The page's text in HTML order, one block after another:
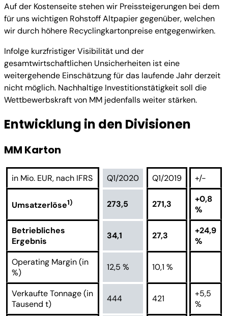
Auf der Kostenseite stehen wir Preissteigerungen bei dem
für uns wichtigen Rohstoff Altpapier gegenüber, welchen
wir durch höhere Recyclingkartonpreise entgegenwirken.
Infolge kurzfristiger Visibilität und der
gesamtwirtschaftlichen Unsicherheiten ist eine
weitergehende Einschätzung für das laufende Jahr derzeit
nicht möglich. Nachhaltige Investitionstätigkeit soll die
Wettbewerbskraft von MM jedenfalls weiter stärken.
Entwicklung in den Divisionen
MM Karton
in Mio. EUR, nach IFRS Q1/2020 Q1/2019 +/-
Umsatzerlöse1) 273,5 271,3
+0,8
%
Betriebliches
Ergebnis
34,1 27,3
+24,9
%
Operating Margin (in
%)
12,5 % 10,1 %
Verkaufte Tonnage (in
Tausend t)
444 421
+5,5
%